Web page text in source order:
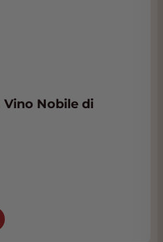
Vino Nobile di